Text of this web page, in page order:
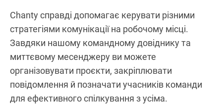
Chanty справді допомагає керувати різними
стратегіями комунікації на робочому місці.
Завдяки нашому командному довіднику та
миттєвому месенджеру ви можете
організовувати проєкти, закріплювати
повідомлення й позначати учасників команди
для ефективного спілкування з усіма.